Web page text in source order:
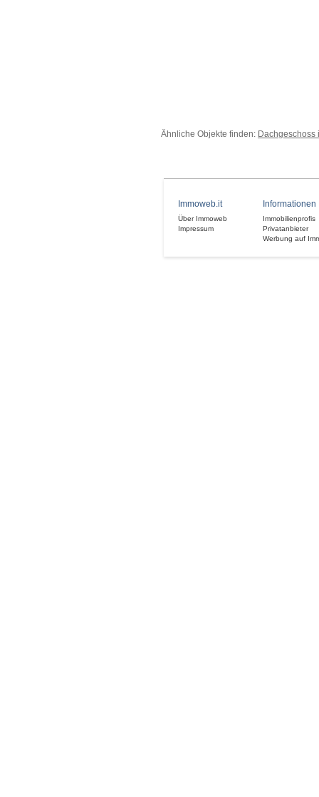
Ähnliche Objekte finden: Dachgeschoss
Immoweb.it
Über Immoweb
Impressum
Informationen
Immobilienprofis
Privatanbieter
Werbung auf